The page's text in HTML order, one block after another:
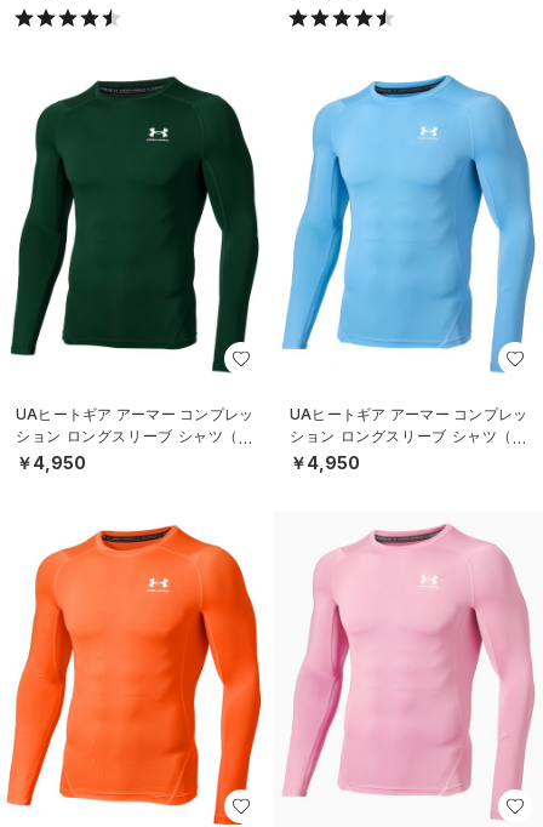
UAヒートギア アーマー コンプレッ
ション ロングスリーブ シャツ（ト
レーニング/MEN）
￥4,950
UAヒートギア アーマー コンプレッ
ション ロングスリーブ シャツ（ト
レーニング/MEN）
￥4,950